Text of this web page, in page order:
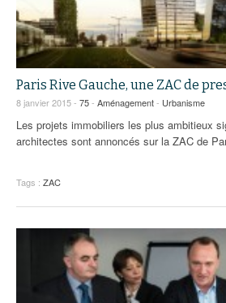
Paris Rive Gauche, une ZAC de
8 janvier 2015 - 75- Aménagement- Urbanisme
Les projets immobiliers les plus ambitieux
architectes sont annoncés sur la ZAC de
Tags : ZAC